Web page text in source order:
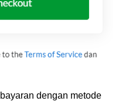
dengan metode